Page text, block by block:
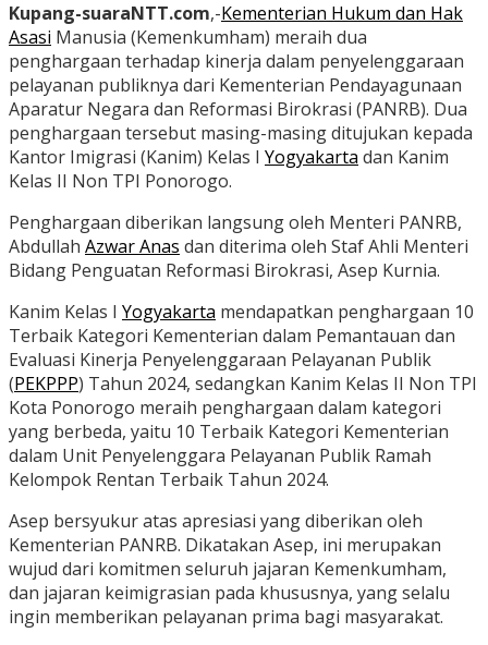
Kupang-suaraNTT.com,-Kementerian Hukum dan Hak
Asasi Manusia (Kemenkumham) meraih dua
penghargaan terhadap kinerja dalam penyelenggaraan
pelayanan publiknya dari Kementerian Pendayagunaan
Aparatur Negara dan Reformasi Birokrasi (PANRB). Dua
penghargaan tersebut masing-masing ditujukan kepada
Kantor Imigrasi (Kanim) Kelas I Yogyakarta dan Kanim
Kelas II Non TPI Ponorogo.
Penghargaan diberikan langsung oleh Menteri PANRB,
Abdullah Azwar Anas dan diterima oleh Staf Ahli Menteri
Bidang Penguatan Reformasi Birokrasi, Asep Kurnia.
Kanim Kelas I Yogyakarta mendapatkan penghargaan 10
Terbaik Kategori Kementerian dalam Pemantauan dan
Evaluasi Kinerja Penyelenggaraan Pelayanan Publik
(PEKPPP) Tahun 2024, sedangkan Kanim Kelas II Non TPI
Kota Ponorogo meraih penghargaan dalam kategori
yang berbeda, yaitu 10 Terbaik Kategori Kementerian
dalam Unit Penyelenggara Pelayanan Publik Ramah
Kelompok Rentan Terbaik Tahun 2024.
Asep bersyukur atas apresiasi yang diberikan oleh
Kementerian PANRB. Dikatakan Asep, ini merupakan
wujud dari komitmen seluruh jajaran Kemenkumham,
dan jajaran keimigrasian pada khususnya, yang selalu
ingin memberikan pelayanan prima bagi masyarakat.